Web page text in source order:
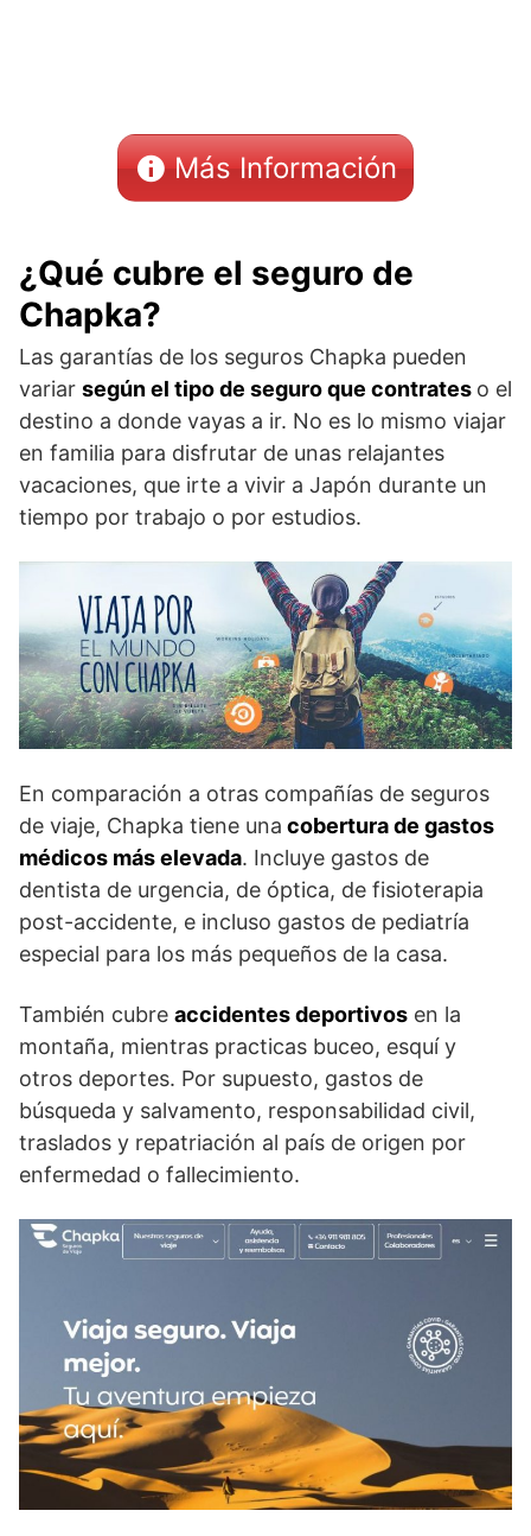
Más Información
¿Qué cubre el seguro de
Chapka?
Las garantías de los seguros Chapka pueden
variar según el tipo de seguro que contrates o el
destino a donde vayas a ir. No es lo mismo viajar
en familia para disfrutar de unas relajantes
vacaciones, que irte a vivir a Japón durante un
tiempo por trabajo o por estudios.
En comparación a otras compañías de seguros
de viaje, Chapka tiene una cobertura de gastos
médicos más elevada. Incluye gastos de
dentista de urgencia, de óptica, de fisioterapia
post-accidente, e incluso gastos de pediatría
especial para los más pequeños de la casa.
También cubre accidentes deportivos en la
montaña, mientras practicas buceo, esquí y
otros deportes. Por supuesto, gastos de
búsqueda y salvamento, responsabilidad civil,
traslados y repatriación al país de origen por
enfermedad o fallecimiento.